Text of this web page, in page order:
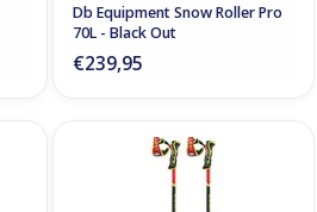
Db Equipment Snow Roller Pro
70L - Black Out
€239,95